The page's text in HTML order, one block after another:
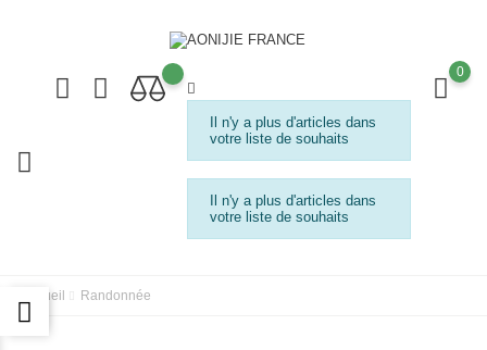
Il n'y a plus d'articles dans
votre liste de souhaits
Il n'y a plus d'articles dans
votre liste de souhaits
0
Accueil Randonnée